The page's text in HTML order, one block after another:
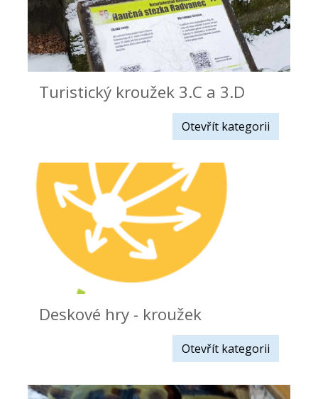
Turistický kroužek 3.C a 3.D
Otevřít kategorii
Deskové hry - kroužek
Otevřít kategorii